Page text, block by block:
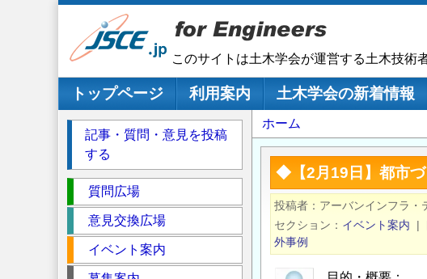
このサイトは土木学会が運営する土木技術
メインナビゲーション
トップページ 利用案内 土木学会の新着情報
パ
ン
く
ず
ホーム
◆【2月19日】都市づ
投稿者 アーバンインフラ・
セクション
イベント案内 |
外事例
記事・質問・意見を投稿
する
ク
シ
質問広場
意見交換広場
イベント案内